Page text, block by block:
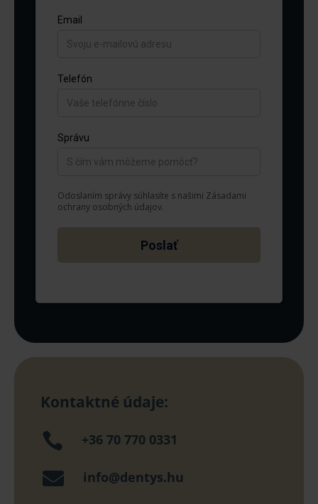
Kontaktné údaje:
 +36 70 770 0331
 info@dentys.hu